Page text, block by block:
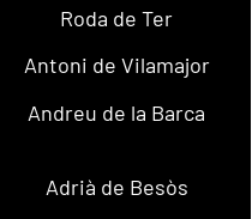
Roda de Ter
Antoni de Vilamajor
Andreu de la Barca
Adrià de Besòs